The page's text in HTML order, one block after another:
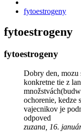
fytoestrogeny
fytoestrogeny
fytoestrogeny
Dobry den, mozu
konkretne tie z
ochorenie, kedze
vajecnikov je
odpoved
zuzana, 16.